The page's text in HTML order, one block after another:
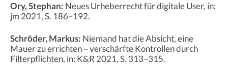
Ory, Stephan: Neues Urheberrecht für digitale User, in:
jm 2021, S. 186–192.
Schröder, Markus: Niemand hat die Absicht, eine
Mauer zu errichten – verschärfte Kontrollen durch
Filterpflichten, in: K&R 2021, S. 313–315.